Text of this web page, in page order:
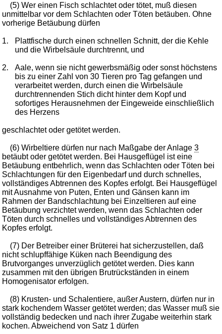
(5) Wer einen Fisch schlachtet oder tötet, muß diesen
unmittelbar vor dem Schlachten oder Töten betäuben. Ohne
vorherige Betäubung dürfen
1.
Plattfische durch einen schnellen Schnitt, der die Kehle
und die Wirbelsäule durchtrennt, und
2.
Aale, wenn sie nicht gewerbsmäßig oder sonst höchstens
bis zu einer Zahl von 30 Tieren pro Tag gefangen und
verarbeitet werden, durch einen die Wirbelsäule
durchtrennenden Stich dicht hinter dem Kopf und
sofortiges Herausnehmen der Eingeweide einschließlich
des Herzens
geschlachtet oder getötet werden.
(6) Wirbeltiere dürfen nur nach Maßgabe der Anlage3
betäubt oder getötet werden. Bei Hausgeflügel ist eine
Betäubung entbehrlich, wenn das Schlachten oder Töten bei
Schlachtungen für den Eigenbedarf und durch schnelles,
vollständiges Abtrennen des Kopfes erfolgt. Bei Hausgeflügel
mit Ausnahme von Puten, Enten und Gänsen kann im
Rahmen der Bandschlachtung bei Einzeltieren auf eine
Betäubung verzichtet werden, wenn das Schlachten oder
Töten durch schnelles und vollständiges Abtrennen des
Kopfes erfolgt.
(7) Der Betreiber einer Brüterei hat sicherzustellen, daß
nicht schlupffähige Küken nach Beendigung des
Brutvorganges unverzüglich getötet werden. Dies kann
zusammen mit den übrigen Brutrückständen in einem
Homogenisator erfolgen.
(8) Krusten- und Schalentiere, außer Austern, dürfen nur in
stark kochendem Wasser getötet werden; das Wasser muß sie
vollständig bedecken und nach ihrer Zugabe weiterhin stark
kochen. Abweichend von Satz 1 dürfen